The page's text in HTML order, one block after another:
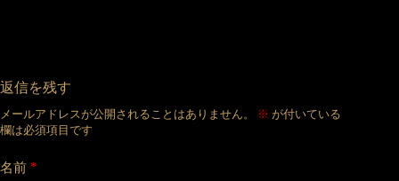
返信を残す
メールアドレスが公開されることはありません。 ※ が付いている
欄は必須項目です
名前 *